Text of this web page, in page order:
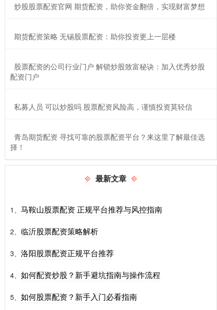
​炒股股票配资官网 期货配资，助你资金翻倍，实现财富梦想
​期货配资策略 无锡股票配资：助你投资更上一层楼
​股票配资的公司行业门户 解锁炒股致富秘诀：加入优秀炒股
配资门户
​私募人员 可以炒股吗 股票配资风险高，谨慎投资莫轻信
​青岛期货配资 寻找可靠的股票配资平台？来这里了解最佳选
择！
最新文章
1、 马鞍山股票配资 正规平台推荐与风控指南
2、 临沂股票配资策略解析
3、 洛阳股票配资正规平台推荐
4、 如何配资炒股？新手避坑指南与操作流程
5、 如何股票配资？新手入门必看指南